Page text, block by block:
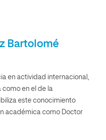
Bartolomé
en actividad internacional,
en el de la
este conocimiento
académica como Doctor